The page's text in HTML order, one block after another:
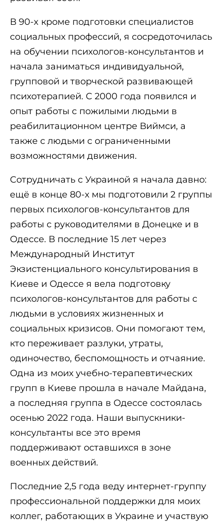
В 90-x кроме подготовки специалистов
социальных профессий, я сосредоточилась
на обучении психологов-консультантов и
начала заниматься индивидуальной,
групповой и творческой развивающей
психотерапией. С 2000 года появился и
опыт работы с пожилыми людьми в
реабилитационном центре Виймси, а
также с людьми с ограниченными
возможностями движения.
Сотрудничать с Украиной я начала давно:
ещё в конце 80-х мы подготовили 2 группы
первых психологов-консультантов для
работы с руководителями в Донецке и в
Одессе. В последние 15 лет через
Международный Институт
Экзистенциального консультирования в
Киеве и Одессе я вела подготовку
психологов-консультантов для работы с
людьми в условиях жизненных и
социальных кризисов. Они помогают тем,
кто переживает разлуки, утраты,
одиночество, беспомощность и отчаяние.
Одна из моих учебно-терапевтических
групп в Киеве прошла в начале Майдана,
а последняя группа в Одессе состоялась
осенью 2022 года. Наши выпускники-
консультанты все это время
поддерживают оставшихся в зоне
военных действий.
Последние 2,5 года веду интернет-группу
профессиональной поддержки для моих
коллег, работающих в Украине и участвую